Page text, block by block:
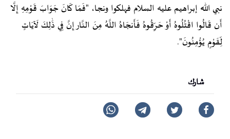
نبي الله إبراهيم عليه السلام فهلكوا ونجا، "فَمَا كَانَ جَوَابَ قَوْمِهِ إِلَّا
أَن قَالُوا اقْتُلُوهُ أَوْ حَرِّقُوهُ فَأَنجَاهُ اللَّهُ مِنَ النَّار إِنَّ فِي ذَٰلِكَ لَآيَاتٍ
لِّقَوْمٍ يُؤْمِنُونَ".
شارك